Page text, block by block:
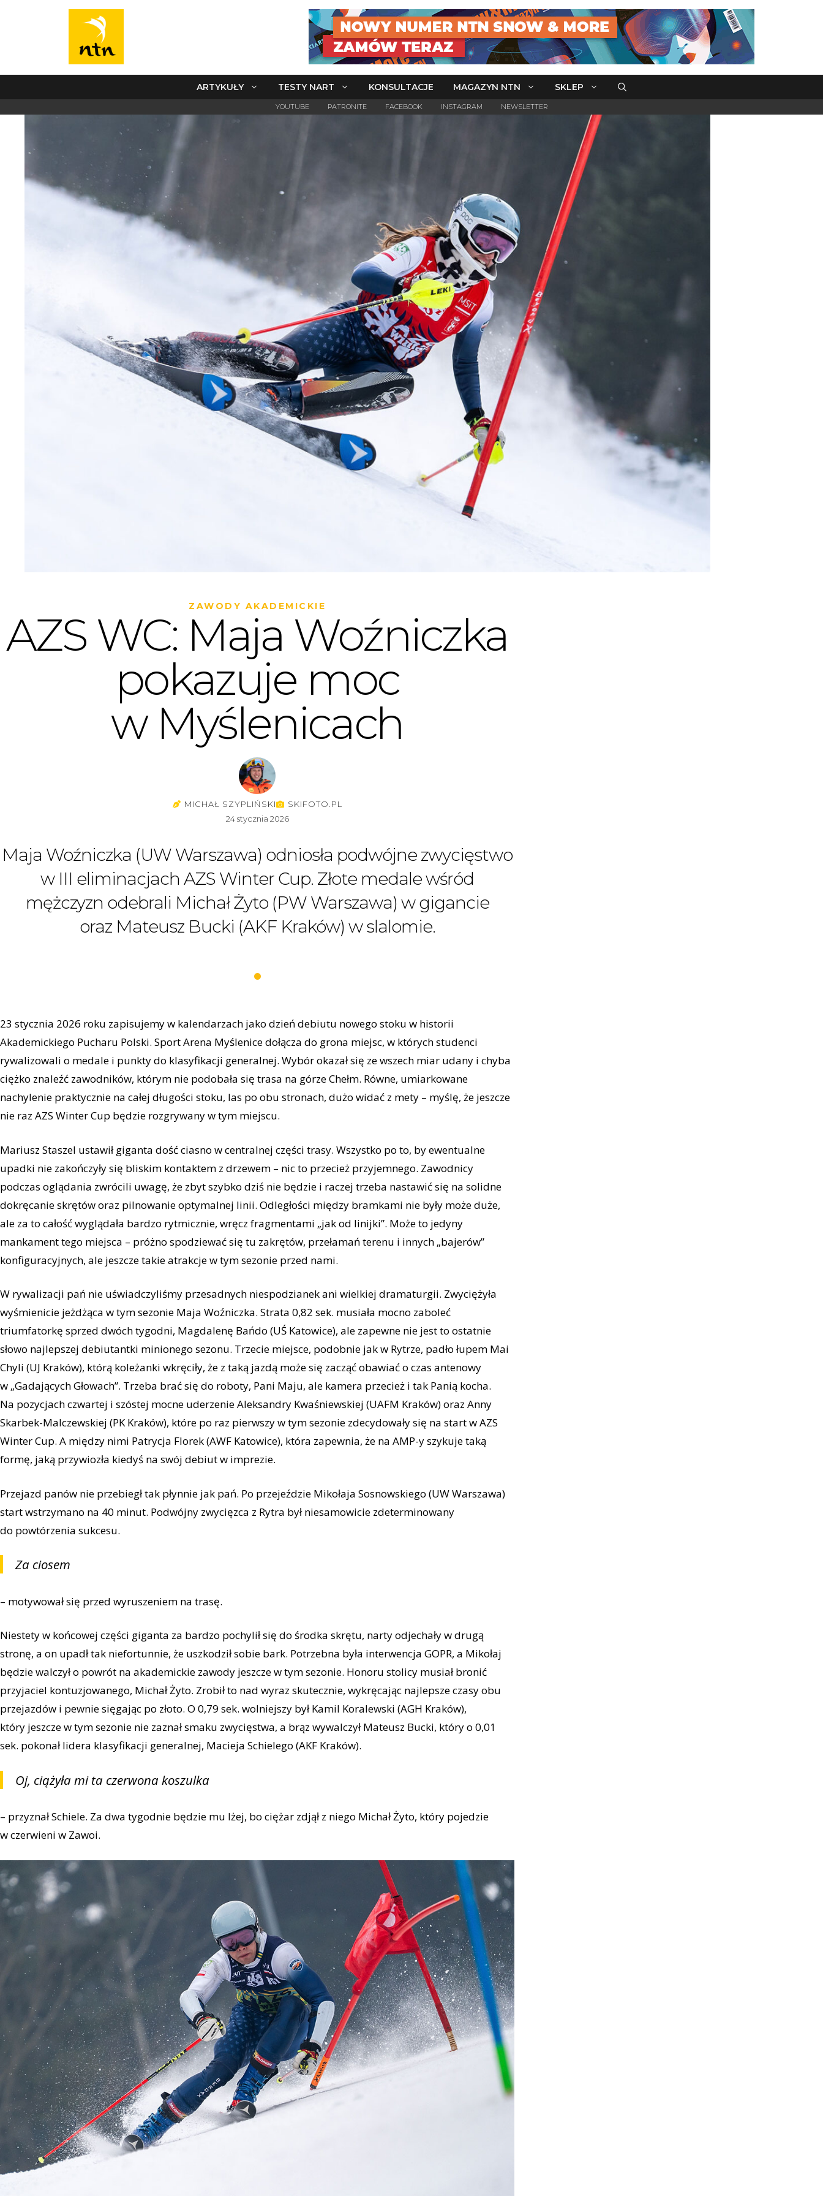
ARTYKUŁY TESTY NART KONSULTACJE MAGAZYN NTN SKLEP
YOUTUBE PATRONITE FACEBOOK INSTAGRAM NEWSLETTER
ZAWODY AKADEMICKIE
AZS WC: Maja Woźniczka
pokazuje moc
w Myślenicach
MICHAŁ SZYPLIŃSKI
SKIFOTO.PL
24 stycznia 2026
Maja Woźniczka (UW Warszawa) odniosła podwójne zwycięstwo
w III eliminacjach AZS Winter Cup. Złote medale wśród
mężczyzn odebrali Michał Żyto (PW Warszawa) w gigancie
oraz Mateusz Bucki (AKF Kraków) w slalomie.
23 stycznia 2026 roku zapisujemy w kalendarzach jako dzień debiutu nowego stoku w historii
Akademickiego Pucharu Polski. Sport Arena Myślenice dołącza do grona miejsc, w których studenci
rywalizowali o medale i punkty do klasyfikacji generalnej. Wybór okazał się ze wszech miar udany i chyba
ciężko znaleźć zawodników, którym nie podobała się trasa na górze Chełm. Równe, umiarkowane
nachylenie praktycznie na całej długości stoku, las po obu stronach, dużo widać z mety – myślę, że jeszcze
nie raz AZS Winter Cup będzie rozgrywany w tym miejscu.
Mariusz Staszel ustawił giganta dość ciasno w centralnej części trasy. Wszystko po to, by ewentualne
upadki nie zakończyły się bliskim kontaktem z drzewem – nic to przecież przyjemnego. Zawodnicy
podczas oglądania zwrócili uwagę, że zbyt szybko dziś nie będzie i raczej trzeba nastawić się na solidne
dokręcanie skrętów oraz pilnowanie optymalnej linii. Odległości między bramkami nie były może duże,
ale za to całość wyglądała bardzo rytmicznie, wręcz fragmentami „jak od linijki”. Może to jedyny
mankament tego miejsca – próżno spodziewać się tu zakrętów, przełamań terenu i innych „bajerów”
konfiguracyjnych, ale jeszcze takie atrakcje w tym sezonie przed nami.
W rywalizacji pań nie uświadczyliśmy przesadnych niespodzianek ani wielkiej dramaturgii. Zwyciężyła
wyśmienicie jeżdżąca w tym sezonie Maja Woźniczka. Strata 0,82 sek. musiała mocno zaboleć
triumfatorkę sprzed dwóch tygodni, Magdalenę Bańdo (UŚ Katowice), ale zapewne nie jest to ostatnie
słowo najlepszej debiutantki minionego sezonu. Trzecie miejsce, podobnie jak w Rytrze, padło łupem Mai
Chyli (UJ Kraków), którą koleżanki wkręciły, że z taką jazdą może się zacząć obawiać o czas antenowy
w „Gadających Głowach”. Trzeba brać się do roboty, Pani Maju, ale kamera przecież i tak Panią kocha.
Na pozycjach czwartej i szóstej mocne uderzenie Aleksandry Kwaśniewskiej (UAFM Kraków) oraz Anny
Skarbek-Malczewskiej (PK Kraków), które po raz pierwszy w tym sezonie zdecydowały się na start w AZS
Winter Cup. A między nimi Patrycja Florek (AWF Katowice), która zapewnia, że na AMP-y szykuje taką
formę, jaką przywiozła kiedyś na swój debiut w imprezie.
Przejazd panów nie przebiegł tak płynnie jak pań. Po przejeździe Mikołaja Sosnowskiego (UW Warszawa)
start wstrzymano na 40 minut. Podwójny zwycięzca z Rytra był niesamowicie zdeterminowany
do powtórzenia sukcesu.
Za ciosem
– motywował się przed wyruszeniem na trasę.
Niestety w końcowej części giganta za bardzo pochylił się do środka skrętu, narty odjechały w drugą
stronę, a on upadł tak niefortunnie, że uszkodził sobie bark. Potrzebna była interwencja GOPR, a Mikołaj
będzie walczył o powrót na akademickie zawody jeszcze w tym sezonie. Honoru stolicy musiał bronić
przyjaciel kontuzjowanego, Michał Żyto. Zrobił to nad wyraz skutecznie, wykręcając najlepsze czasy obu
przejazdów i pewnie sięgając po złoto. O 0,79 sek. wolniejszy był Kamil Koralewski (AGH Kraków),
który jeszcze w tym sezonie nie zaznał smaku zwycięstwa, a brąz wywalczył Mateusz Bucki, który o 0,01
sek. pokonał lidera klasyfikacji generalnej, Macieja Schielego (AKF Kraków).
Oj, ciążyła mi ta czerwona koszulka
– przyznał Schiele. Za dwa tygodnie będzie mu lżej, bo ciężar zdjął z niego Michał Żyto, który pojedzie
w czerwieni w Zawoi.